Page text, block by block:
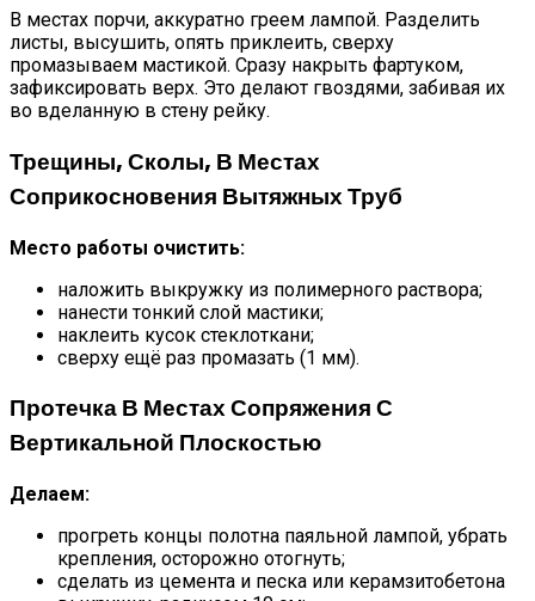
В местах порчи, аккуратно греем лампой. Разделить
листы, высушить, опять приклеить, сверху
промазываем мастикой. Сразу накрыть фартуком,
зафиксировать верх. Это делают гвоздями, забивая их
во вделанную в стену рейку.
Трещины, Сколы, В Местах
Соприкосновения Вытяжных Труб
Место работы очистить:
наложить выкружку из полимерного раствора;
нанести тонкий слой мастики;
наклеить кусок стеклоткани;
сверху ещё раз промазать (1 мм).
Протечка В Местах Сопряжения С
Вертикальной Плоскостью
Делаем:
прогреть концы полотна паяльной лампой, убрать
крепления, осторожно отогнуть;
сделать из цемента и песка или керамзитобетона